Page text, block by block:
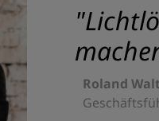
Roland